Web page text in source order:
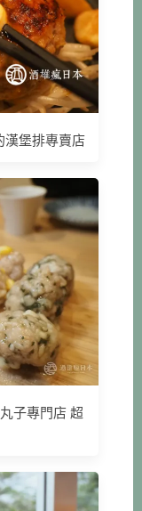
漢堡排專賣店
子專門店 超